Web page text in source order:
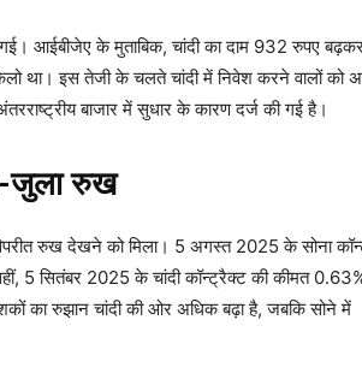
गई। आईबीजेए के मुताबिक, चांदी का दाम 932 रुपए
था। इस तेजी के चलते चांदी में निवेश करने वालों को
बाजार में सुधार के कारण दर्ज की गई है।
जुला रुख
रुख देखने को मिला। 5 अगस्त 2025 के सोना
5 सितंबर 2025 के चांदी कॉन्ट्रैक्ट की कीमत
का रुझान चांदी की ओर अधिक बढ़ा है, जबकि सोने में